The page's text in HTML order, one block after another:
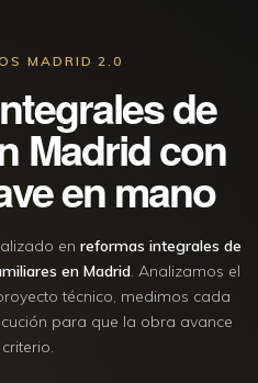
MADRID 2.0
de
Madrid con
en mano
en reformas integrales de
en Madrid. Analizamos el
técnico, medimos cada
para que la obra avance